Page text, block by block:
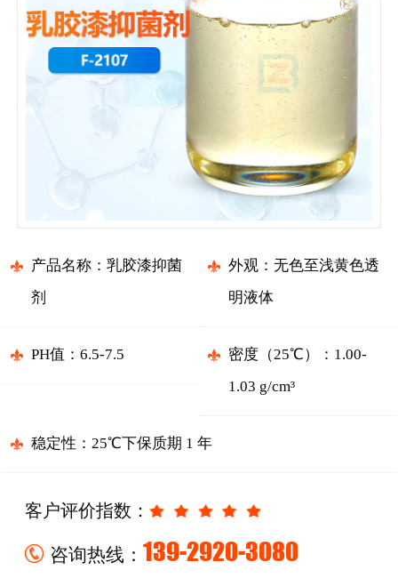
产品名称：乳胶漆抑菌
剂
外观：无色至浅黄色透
明液体
PH值：6.5-7.5
密度（25℃）：1.00-
1.03 g/cm³
稳定性：25℃下保质期 1 年
客户评价指数：
咨询热线： 139-2920-3080